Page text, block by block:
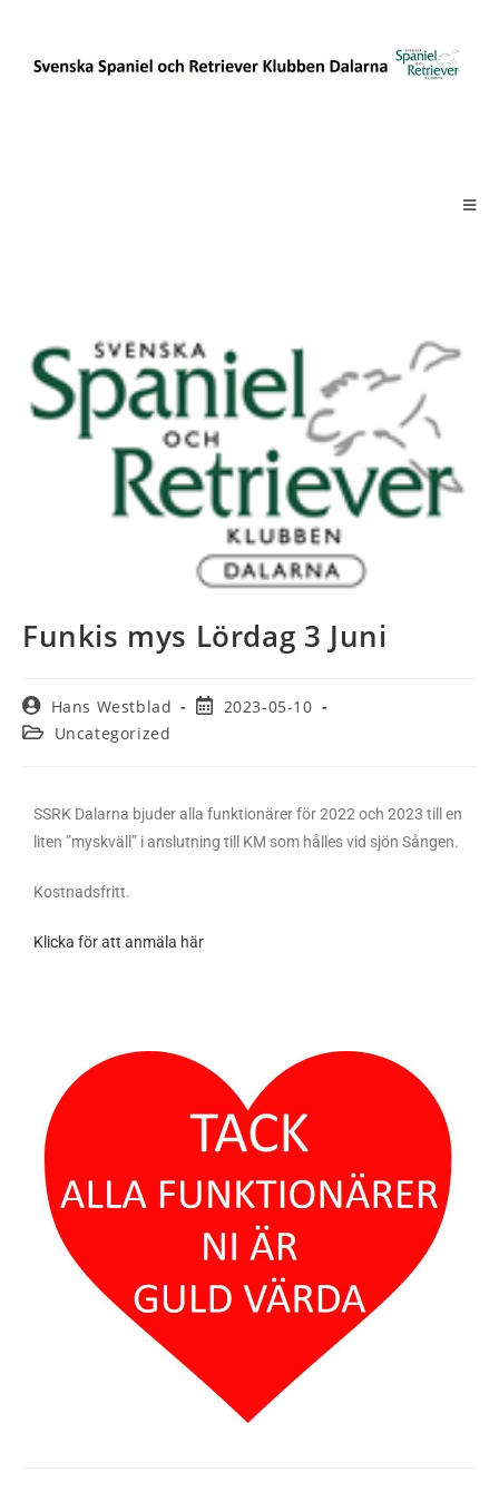
Funkis mys Lördag 3 Juni
Hans Westblad
2023-05-10
Uncategorized
SSRK Dalarna bjuder alla funktionärer för 2022 och 2023 till en
liten ”myskväll” i anslutning till KM som hålles vid sjön Sången.
Kostnadsfritt.
Klicka för att anmäla här